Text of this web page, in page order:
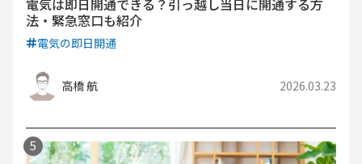
法・緊急窓口も紹介
電気の即日開通
高橋 航 2026.03.23